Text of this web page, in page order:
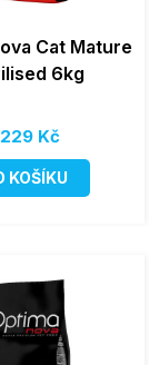
Cat Mature
6kg
229 Kč
KOŠÍKU